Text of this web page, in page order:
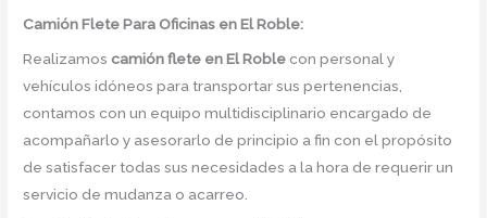
CamiónFlete Para Oficinas en El Roble:
Realizamos camión flete enEl Roble con personal y
vehículos idóneos para transportar sus pertenencias,
contamos con un equipo multidisciplinario encargado de
acompañarlo y asesorarlo de principio a fin con el propósito
de satisfacer todas sus necesidades a la hora de requerir un
servicio de mudanza o acarreo.